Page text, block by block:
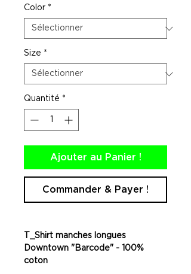
Color *
Size *
Quantité *
Ajouter au Panier !
Commander & Payer !
T_Shirt manches longues
Downtown "Barcode" - 100%
coton